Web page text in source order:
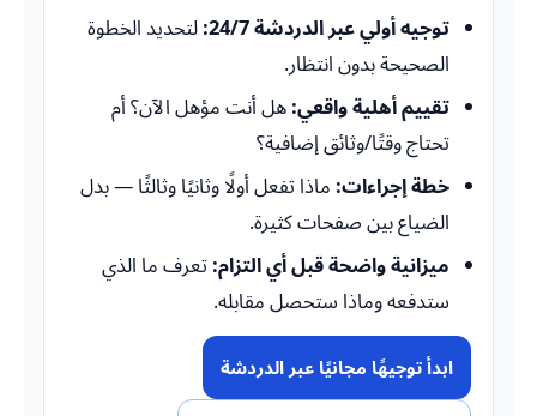
توجيه أولي عبر الدردشة 24/7:
لتحديد الخطوة
الصحيحة بدون انتظار.
تقييم أهلية واقعي: هل أنت مؤهل الآن؟ أم
تحتاج وقتًا/وثائق إضافية؟
خطة إجراءات: ماذا تفعل أولًا وثانيًا وثالثًا — بدل
الضياع بين صفحات كثيرة.
ميزانية واضحة قبل أي التزام: تعرف ما الذي
ستدفعه وماذا ستحصل مقابله.
ابدأ توجيهًا مجانيًا عبر الدردشة